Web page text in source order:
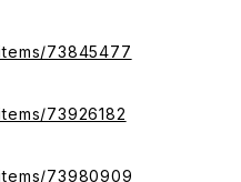
73845477
73926182
73980909